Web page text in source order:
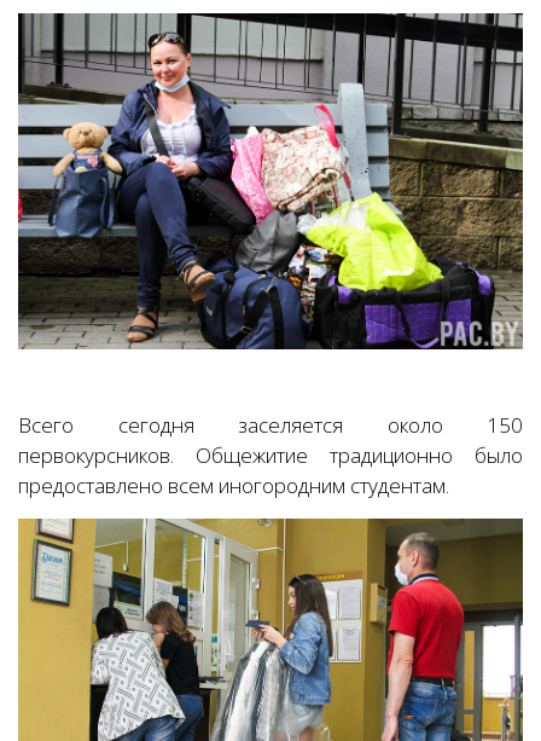
Всего сегодня заселяется около 150
первокурсников. Общежитие традиционно было
предоставлено всем иногородним студентам.